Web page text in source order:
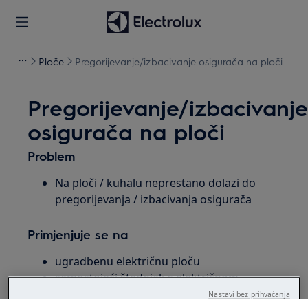
Ploče Pregorijevanje/izbacivanje osigurača na ploči
Pregorijevanje/izbacivanje
osigurača na ploči
Problem
Na ploči / kuhalu neprestano dolazi do
pregorijevanja / izbacivanja osigurača
Primjenjuje se na
ugradbenu električnu ploču
samostojeći štednjak s električnom
Nastavi bez prihvaćanja